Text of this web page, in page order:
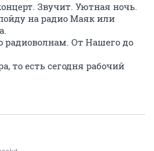
Звучит. Уютная ночь.
на радио Маяк или
радиоволнам. От Нашего до
то есть сегодня рабочий